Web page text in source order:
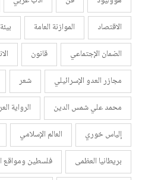
الاقتصاد
الموازنة العامة بيئة
الضمان الإجتماعي
قانون
مجازر العدو الإسرائيلي
شعر
محمد علي شمس الدين
الرواية
إلياس خوري
العالم الإسلامي
بريطانيا العظمى
فلسطين ومواقع